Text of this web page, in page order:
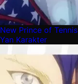
New Prince of Tennis
Yan Karakter